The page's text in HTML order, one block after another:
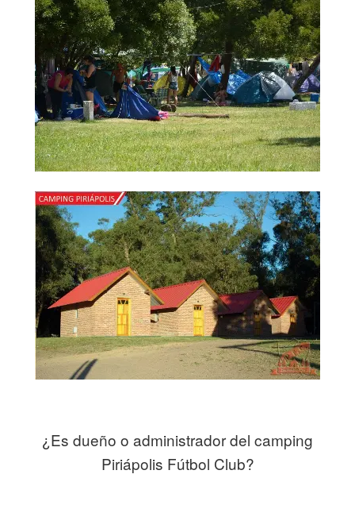
¿Es dueño o administrador del camping
Piriápolis Fútbol Club?